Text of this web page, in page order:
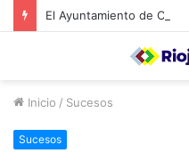
Inicio / Sucesos
Sucesos